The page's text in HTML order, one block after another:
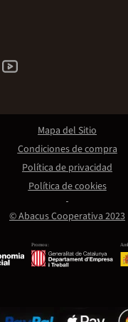
Promou:
© Abacus Cooperativa 2023
Mapa del Sitio
Condiciones de compra
Política de privacidad
Política de cookies